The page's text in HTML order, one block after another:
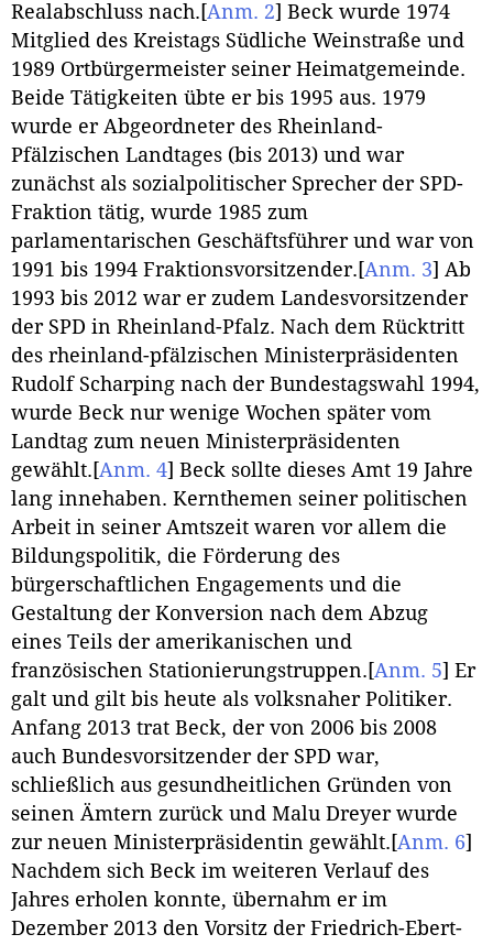
Realabschluss nach. [Anm. 2] Beck wurde 1974
Mitglied des Kreistags Südliche Weinstraße und
1989 Ortbürgermeister seiner Heimatgemeinde.
Beide Tätigkeiten übte er bis 1995 aus. 1979
wurde er Abgeordneter des Rheinland-
Pfälzischen Landtages (bis 2013) und war
zunächst als sozialpolitischer Sprecher der SPD-
Fraktion tätig, wurde 1985 zum
parlamentarischen Geschäftsführer und war von
1991 bis 1994 Fraktionsvorsitzender. [Anm. 3] Ab
1993 bis 2012 war er zudem Landesvorsitzender
der SPD in Rheinland-Pfalz. Nach dem Rücktritt
des rheinland-pfälzischen Ministerpräsidenten
Rudolf Scharping nach der Bundestagswahl 1994,
wurde Beck nur wenige Wochen später vom
Landtag zum neuen Ministerpräsidenten
gewählt. [Anm. 4] Beck sollte dieses Amt 19 Jahre
lang innehaben. Kernthemen seiner politischen
Arbeit in seiner Amtszeit waren vor allem die
Bildungspolitik, die Förderung des
bürgerschaftlichen Engagements und die
Gestaltung der Konversion nach dem Abzug
eines Teils der amerikanischen und
französischen Stationierungstruppen. [Anm. 5] Er
galt und gilt bis heute als volksnaher Politiker.
Anfang 2013 trat Beck, der von 2006 bis 2008
auch Bundesvorsitzender der SPD war,
schließlich aus gesundheitlichen Gründen von
seinen Ämtern zurück und Malu Dreyer wurde
zur neuen Ministerpräsidentin gewählt. [Anm. 6]
Nachdem sich Beck im weiteren Verlauf des
Jahres erholen konnte, übernahm er im
Dezember 2013 den Vorsitz der Friedrich-Ebert-